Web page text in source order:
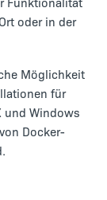
oder in der
Möglichkeit
für
und Windows
Docker-